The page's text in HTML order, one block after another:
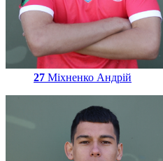
27 Міхненко Андрій